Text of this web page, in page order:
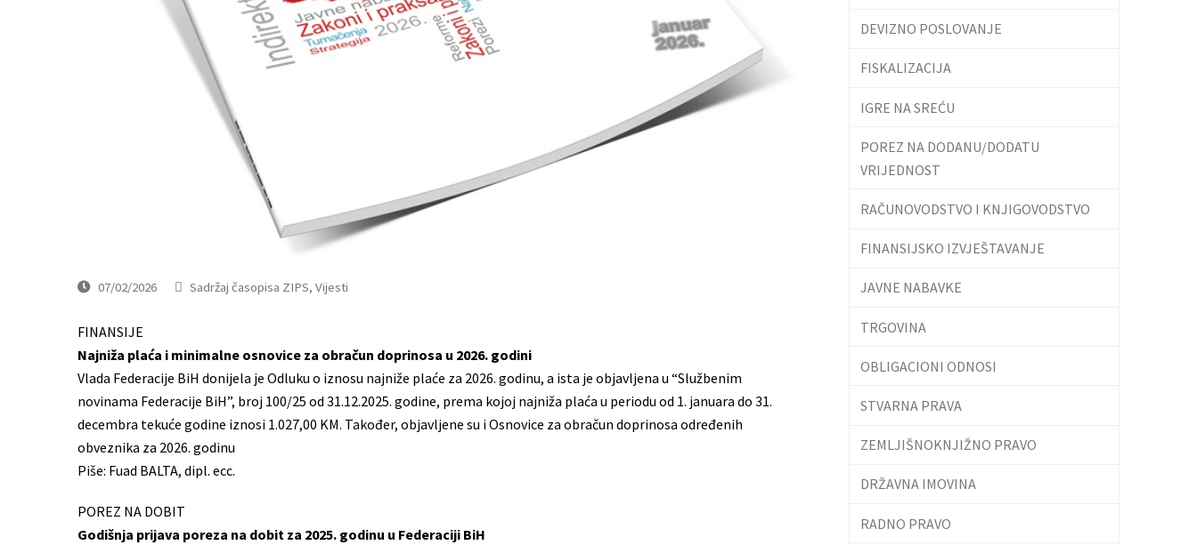
07/02/2026 Sadržaj časopisa ZIPS, Vijesti
FINANSIJE
Najniža plaća i minimalne osnovice za obračun doprinosa u 2026. godini
Vlada Federacije BiH donijela je Odluku o iznosu najniže plaće za 2026. godinu, a ista je objavljena u “Službenim
novinama Federacije BiH”, broj 100/25 od 31.12.2025. godine, prema kojoj najniža plaća u periodu od 1. januara do 31.
decembra tekuće godine iznosi 1.027,00 KM. Također, objavljene su i Osnovice za obračun doprinosa određenih
obveznika za 2026. godinu
Piše: Fuad BALTA, dipl. ecc.
POREZ NA DOBIT
Godišnja prijava poreza na dobit za 2025. godinu u Federaciji BiH
DEVIZNO POSLOVANJE
FISKALIZACIJA
IGRE NA SREĆU
POREZ NA DODANU/DODATU
VRIJEDNOST
RAČUNOVODSTVO I KNJIGOVODSTVO
FINANSIJSKO IZVJEŠTAVANJE
JAVNE NABAVKE
TRGOVINA
OBLIGACIONI ODNOSI
STVARNA PRAVA
ZEMLJIŠNOKNJIŽNO PRAVO
DRŽAVNA IMOVINA
RADNO PRAVO